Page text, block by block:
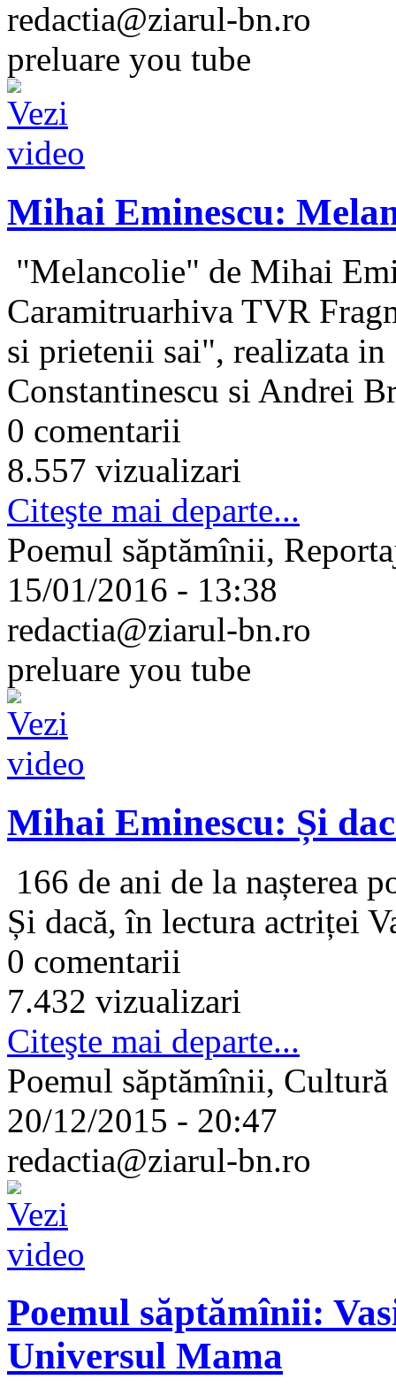
redactia@ziarul-bn.ro
preluare you tube
Mihai Eminescu:
"Melancolie" de Mihai
Caramitruarhiva TVR
si prietenii sai", realizata
Constantinescu si Andrei
0 comentarii
8.557 vizualizari
Citeşte mai departe...
Poemul săptămînii,
15/01/2016 - 13:38
redactia@ziarul-bn.ro
preluare you tube
Mihai Eminescu: Și
166 de ani de la nașterea
Și dacă, în lectura actriței
0 comentarii
7.432 vizualizari
Citeşte mai departe...
Poemul săptămînii, Cultură
20/12/2015 - 20:47
redactia@ziarul-bn.ro
Poemul săptămînii:
Universul Mama